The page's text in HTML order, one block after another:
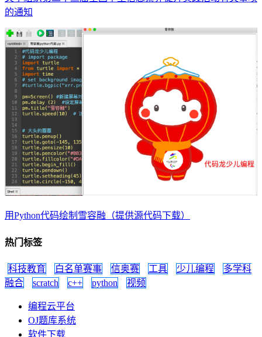
的通知
用Python代码绘制雪容融（提供源代码下载）
热门标签
科技教育 白名单赛事 信奥赛 工具 少儿编程
多学科
融合
scratch c++ python 视频
编程云平台
OJ题库系统
软件下载